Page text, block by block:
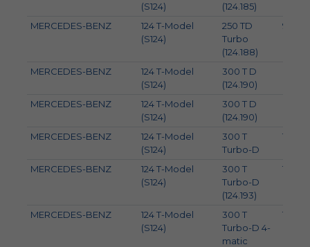
(S124)
(124.185)
MERCEDES-BENZ
124 T-Model
(S124)
250 TD
Turbo
(124.188)
93
MERCEDES-BENZ
124 T-Model
(S124)
300 T D
(124.190)
MERCEDES-BENZ
124 T-Model
(S124)
300 T D
(124.190)
MERCEDES-BENZ
124 T-Model
(S124)
300 T
Turbo-D
105
MERCEDES-BENZ
124 T-Model
(S124)
300 T
Turbo-D
(124.193)
108
MERCEDES-BENZ
124 T-Model
(S124)
300 T
Turbo-D 4-
matic
105